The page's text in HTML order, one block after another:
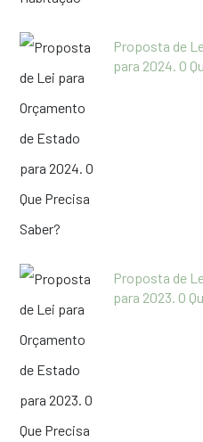
Proposta de
para 2024. O
Proposta de
para 2023. O